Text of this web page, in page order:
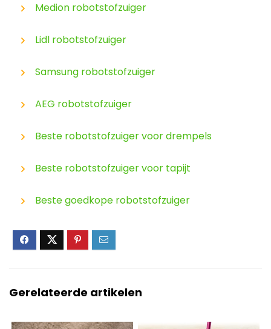
Medion robotstofzuiger
Lidl robotstofzuiger
Samsung robotstofzuiger
AEG robotstofzuiger
Beste robotstofzuiger voor drempels
Beste robotstofzuiger voor tapijt
Beste goedkope robotstofzuiger
Gerelateerde artikelen